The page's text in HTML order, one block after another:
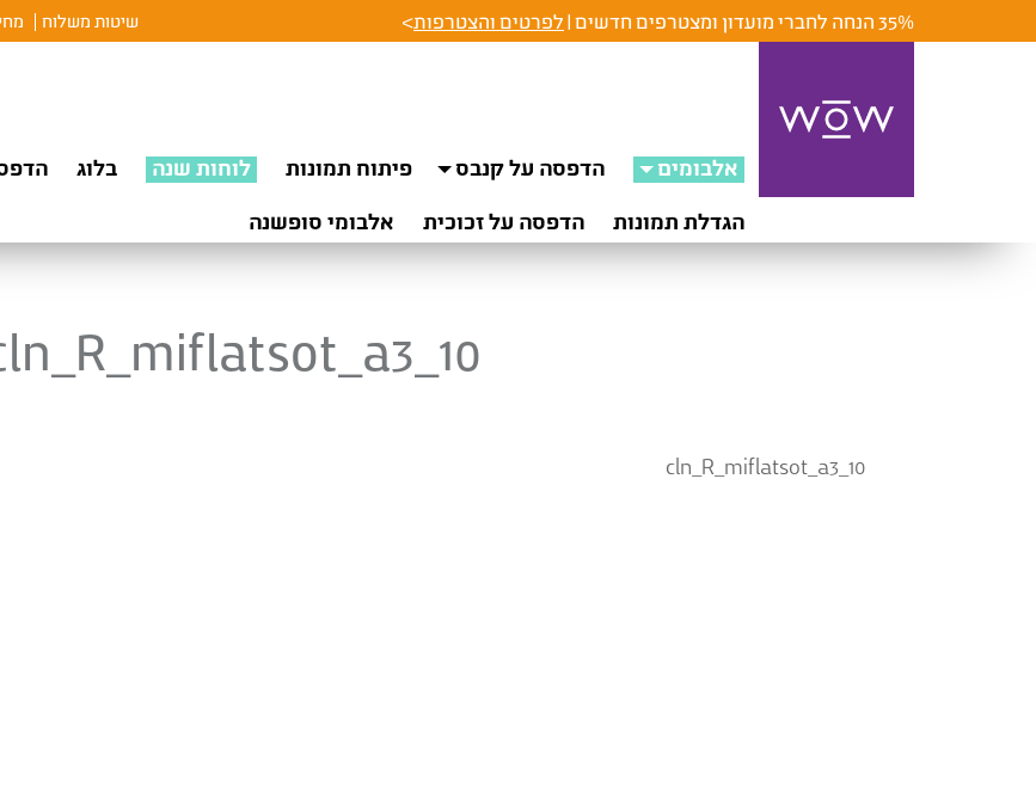
35% הנחה לחברי מועדון ומצטרפים חדשים | לפרטים והצטרפות> שיטות משלוח
אלבומים הדפסה על קנבס פיתוח תמונות לוחות שנה בלוג
הגדלת תמונות
הדפסה על זכוכית אלבומי סופשנה
cln_R_miflatsot_a3_10